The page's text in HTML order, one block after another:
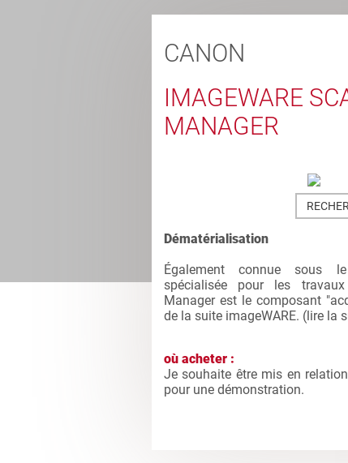
CANON
IMAGEWARE
MANAGER
Dématérialisation
Également connue sous
spécialisée pour les
Manager est le composant
de la suite imageWARE. (lire la
où acheter :
Je souhaite être mis en
pour une démonstration.